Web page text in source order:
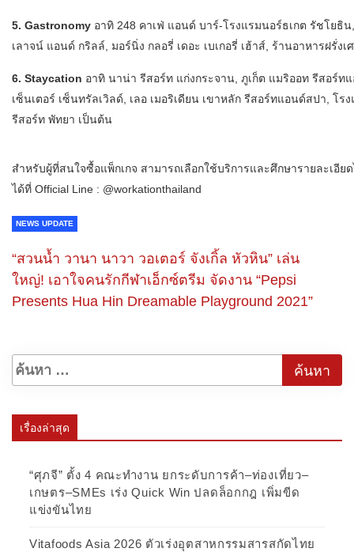
5. Gastronomy อาทิ 248 คาเฟ่ แอนด์ บาร์-โรงแรมนอร์ธเกต รัชโย
เลาจน์ แอนด์ กริลล์, มอร์นิ่ง กลอรี่ เดอะ เบเกอรี่ เฮ้าส์, ร้านอาหารฝรั่
6. Staycation อาทิ นาน่า รีสอร์ท แก่งกระจาน, ภูเก็ต แมริออท รีสอร์
เซ็นเตอร์ เซ็นทรัลเวิลด์, เลอ เมอริเดียน เขาหลัก รีสอร์ทแอนด์สปา, โ
รีสอร์ท พัทยา เป็นต้น
สำหรับผู้ที่สนใจซื้อแพ็กเกจ สามารถเลือกใช้บริการและศึกษารายละเอีย
ได้ที่ Official Line : @workationthailand
NEWS UPDATE
“สวนน้ำ วานา นาวา วอเตอร์ จังเกิ้ล หัวหิน” เล่น
ใหญ่! เอาใจคนรักกีฬาเอ็กซ์ตรีม จัดงาน “Pepsi
Presents Hua Hin Dreamable Playground 2021”
เรื่องล่าสุด
“ศุภจี” ตั้ง 4 คณะทำงาน ยกระดับการค้า–ท่องเที่ยว–
เกษตร–SMEs เร่ง Quick Win ปลดล็อกกฎ เพิ่มขีด
แข่งขันไทย
Vitafoods Asia 2026 ตัวเร่งอุตสาหกรรมสารสกัดไทย